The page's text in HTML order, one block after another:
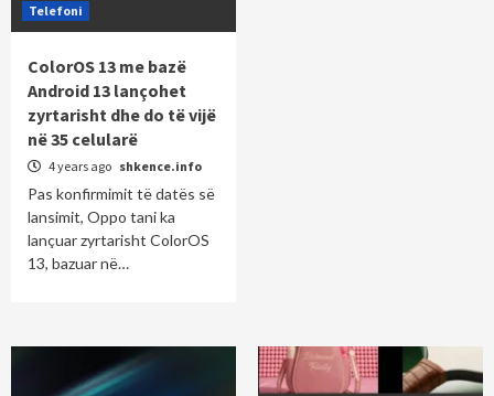
Telefoni
ColorOS 13 me bazë
Android 13 lançohet
zyrtarisht dhe do të vijë
në 35 celularë
4 years ago shkence.info
Pas konfirmimit të datës së
lansimit, Oppo tani ka
lançuar zyrtarisht ColorOS
13, bazuar në…